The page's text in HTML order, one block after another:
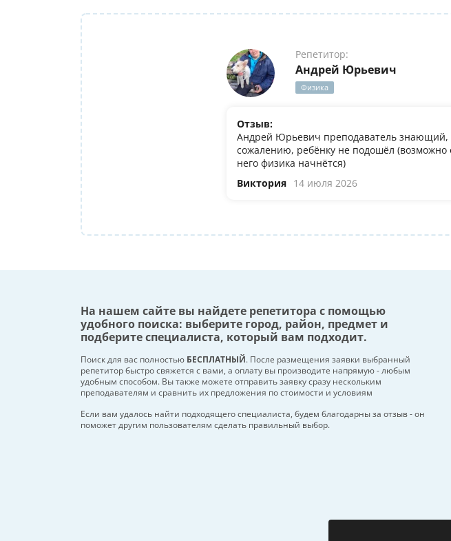
Репетитор:
Андрей Юрьевич
Физика
Отзыв:
Андрей Юрьевич преподаватель знающий,
сожалению, ребёнку не подошёл
него физика начнётся)
Виктория 14 июля 2026
На нашем сайте вы найдете репетитора с помощью
удобного поиска: выберите город, район, предмет и
подберите специалиста, который вам подходит.
Поиск для вас полностью БЕСПЛАТНЫЙ. После размещения заявки выбранный
репетитор быстро свяжется с вами, а оплату вы производите напрямую - любым
удобным способом. Вы также можете отправить заявку сразу нескольким
преподавателям и сравнить их предложения по стоимости и условиям
Если вам удалось найти подходящего специалиста, будем благодарны за отзыв - он
поможет другим пользователям сделать правильный выбор.